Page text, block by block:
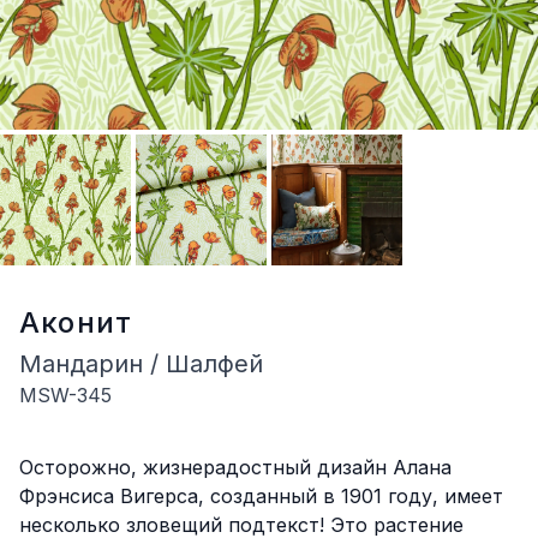
Аконит
Мандарин / Шалфей
MSW-345
Описание
Осторожно, жизнерадостный дизайн Алана
Фрэнсиса Вигерса, созданный в 1901 году, имеет
несколько зловещий подтекст! Это растение